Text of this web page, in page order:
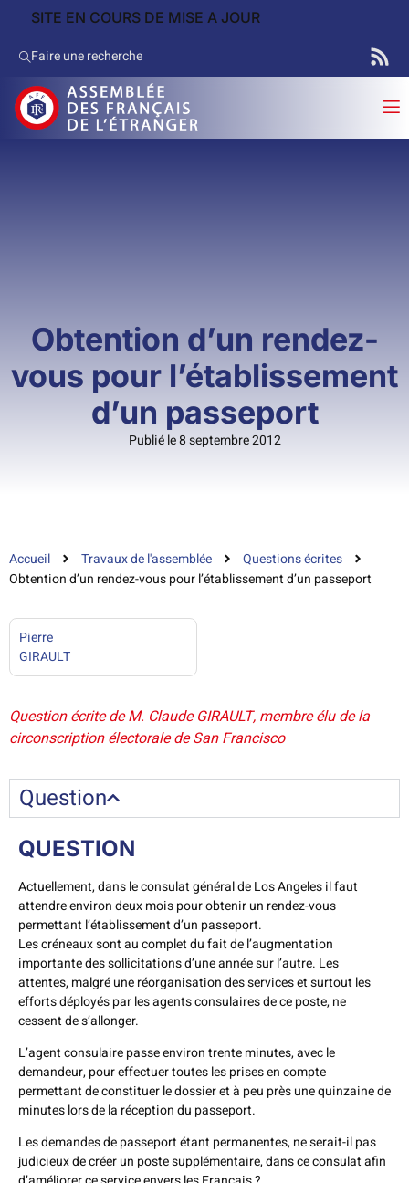
SITE EN COURS DE MISE A JOUR
Faire une recherche
Obtention d’un rendez-
vous pour l’établissement
d’un passeport
Publié le 8 septembre 2012
Accueil Travaux de l'assemblée
Questions écrites
Obtention d’un rendez-vous pour l’établissement d’un passeport
Pierre
GIRAULT
Question écrite de M. Claude GIRAULT, membre élu de la
circonscription électorale de San Francisco
Question
QUESTION
Actuellement, dans le consulat général de Los Angeles il faut
attendre environ deux mois pour obtenir un rendez-vous
permettant l’établissement d’un passeport.
Les créneaux sont au complet du fait de l’augmentation
importante des sollicitations d’une année sur l’autre. Les
attentes, malgré une réorganisation des services et surtout les
efforts déployés par les agents consulaires de ce poste, ne
cessent de s’allonger.
L’agent consulaire passe environ trente minutes, avec le
demandeur, pour effectuer toutes les prises en compte
permettant de constituer le dossier et à peu près une quinzaine de
minutes lors de la réception du passeport.
Les demandes de passeport étant permanentes, ne serait-il pas
judicieux de créer un poste supplémentaire, dans ce consulat afin